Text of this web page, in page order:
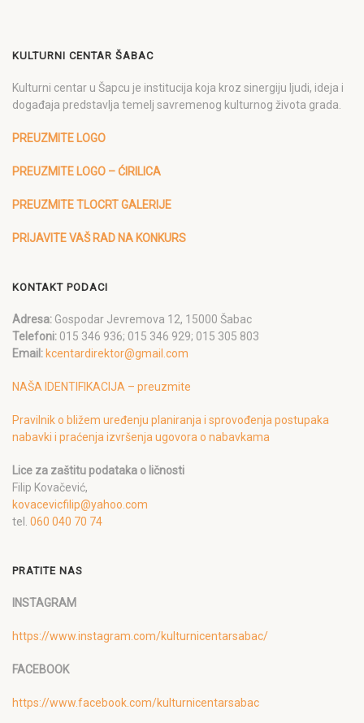
KULTURNI CENTAR ŠABAC
Kulturni centar u Šapcu je institucija koja kroz sinergiju ljudi, ideja i
događaja predstavlja temelj savremenog kulturnog života grada.
PREUZMITE LOGO
PREUZMITE LOGO – ĆIRILICA
PREUZMITE TLOCRT GALERIJE
PRIJAVITE VAŠ RAD NA KONKURS
KONTAKT PODACI
Adresa: Gospodar Jevremova 12, 15000 Šabac
Telefoni: 015 346 936; 015 346 929; 015 305 803
Email: kcentardirektor@gmail.com
NAŠA IDENTIFIKACIJA – preuzmite
Pravilnik o bližem uređenju planiranja i sprovođenja postupaka
nabavki i praćenja izvršenja ugovora o nabavkama
Lice za zaštitu podataka o ličnosti
Filip Kovačević,
kovacevicfilip@yahoo.com
tel. 060 040 70 74
PRATITE NAS
INSTAGRAM
https://www.instagram.com/kulturnicentarsabac/
FACEBOOK
https://www.facebook.com/kulturnicentarsabac